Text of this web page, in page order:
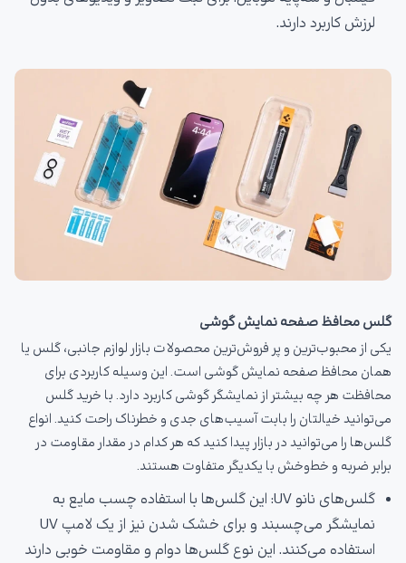
لرزش کاربرد دارند.
گلس محافظ صفحه نمایش گوشی
یکی از محبوب‌ترین و پر فروش‌ترین محصولات بازار لوازم جانبی، گلس یا
همان محافظ صفحه نمایش گوشی است. این وسیله کاربردی برای
محافظت هر چه بیشتر از نمایشگر گوشی کاربرد دارد. با خرید گلس
می‌توانید خیالتان را بابت آسیب‌های جدی و خطرناک راحت کنید. انواع
گلس‌ها را می‌توانید در بازار پیدا کنید که هر کدام در مقدار مقاومت در
برابر ضربه و خط‌وخش با یکدیگر متفاوت هستند.
گلس‌های نانو UV: این گلس‌ها با استفاده چسب مایع به
نمایشگر می‌چسبند و برای خشک شدن نیز از یک لامپ UV
استفاده می‌کنند. این نوع گلس‌ها دوام و مقاومت خوبی دارند